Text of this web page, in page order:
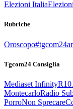
Elezioni Italia
Rubriche
Oroscopo
Tgcom24 Consiglia
Mediaset Infinity
MontecarloRadio
PorroNon Sprecare